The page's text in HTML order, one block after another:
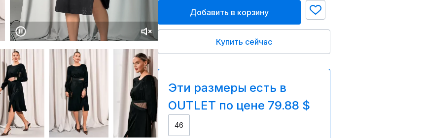
Добавить в корзину
Купить сейчас
Эти размеры есть в
OUTLET по цене 79.88 $
46